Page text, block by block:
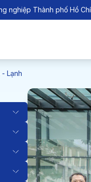
nghiệp Thành phố Hồ
Lạnh